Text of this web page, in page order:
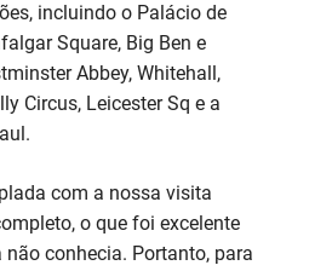
incluindo o Palácio de
Square, Big Ben e
Abbey, Whitehall,
Circus, Leicester Sq e a
com a nossa visita
o que foi excelente
conhecia. Portanto, para